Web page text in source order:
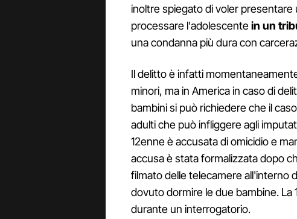
inoltre spiegato di voler presentare
processare l'adolescentein un
una condanna più dura con
Il delitto è infatti
minori, ma in America in caso di
bambini si può richiedere che il
adulti che può infliggere agli
12enne è accusata di omicidio e
accusa è stata formalizzata dopo
filmato delle telecamere all'interno
dovuto dormire le due bambine.
durante un interrogatorio.